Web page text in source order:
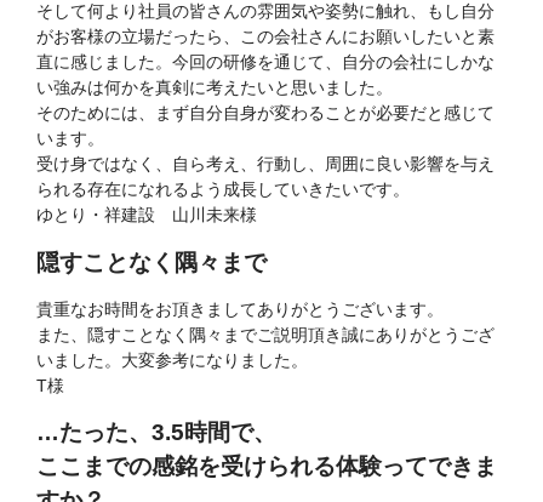
そして何より社員の皆さんの雰囲気や姿勢に触れ、もし自分
がお客様の立場だったら、この会社さんにお願いしたいと素
直に感じました。今回の研修を通じて、自分の会社にしかな
い強みは何かを真剣に考えたいと思いました。
そのためには、まず自分自身が変わることが必要だと感じて
います。
受け身ではなく、自ら考え、行動し、周囲に良い影響を与え
られる存在になれるよう成長していきたいです。
ゆとり・祥建設 山川未来様
隠すことなく隅々まで
貴重なお時間をお頂きましてありがとうございます。
また、隠すことなく隅々までご説明頂き誠にありがとうござ
いました。大変参考になりました。
T様
…たった、3.5時間で、
ここまでの感銘を受けられる体験ってできま